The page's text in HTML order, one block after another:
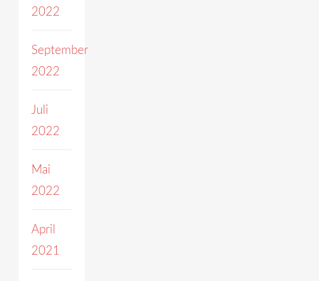
2022
September
2022
Juli
2022
Mai
2022
April
2021